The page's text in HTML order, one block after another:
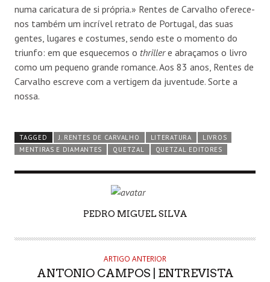
numa caricatura de si própria.» Rentes de Carvalho oferece-
nos também um incrível retrato de Portugal, das suas
gentes, lugares e costumes, sendo este o momento do
triunfo: em que esquecemos o thrillere abraçamos o livro
como um pequeno grande romance. Aos 83 anos, Rentes de
Carvalho escreve com a vertigem da juventude. Sorte a
nossa.
TAGGED J. RENTES DE CARVALHO LITERATURA
LIVROS
MENTIRAS E DIAMANTES
QUETZAL QUETZAL EDITORES
PEDRO MIGUEL SILVA
ARTIGO ANTERIOR
ANTONIO CAMPOS | ENTREVISTA